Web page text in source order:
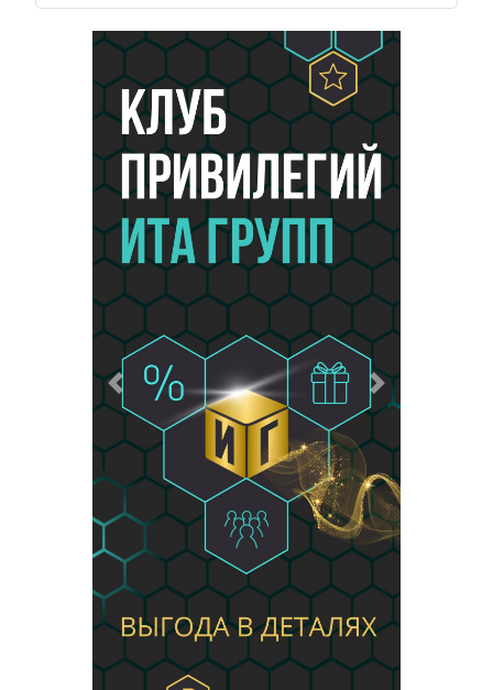
Предыдущий Следующий